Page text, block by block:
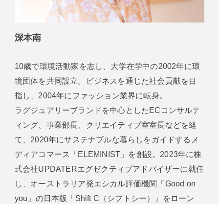
深本南
10歳で環境活動家を志し、大学在学中の2002年に環
境団体を共同設立。ビジネスを通じた社会貢献を目
指し、2004年にファッション業界に転身。
ラグジュアリーブランドを中心としたECコンサルテ
ィング、事業部長、クリエイティブ室室長などを経
て、2020年にサステナブルな暮らしをガイドするメ
ディアコマース「ELEMINIST」を創設。2023年に株
式会社UPDATERエグゼクティブアドバイザーに就任
し、オーストラリア発エシカル評価機関「Good on
you」の日本版「Shift C（シフトシー）」をローン